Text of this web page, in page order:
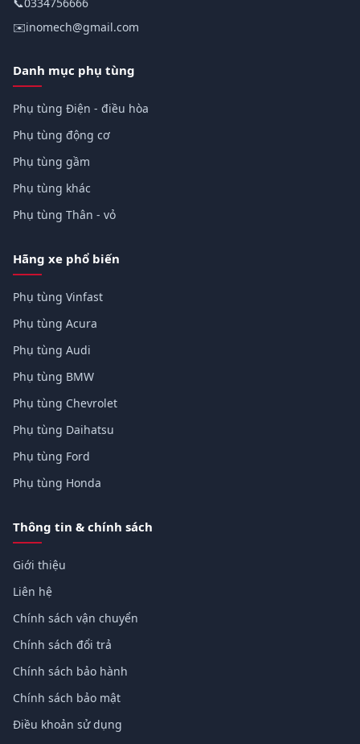
✉️inomech@gmail.com
Danh mục phụ tùng
Phụ tùng Điện - điều hòa
Phụ tùng động cơ
Phụ tùng gầm
Phụ tùng khác
Phụ tùng Thân - vỏ
Hãng xe phổ biến
Phụ tùng Vinfast
Phụ tùng Acura
Phụ tùng Audi
Phụ tùng BMW
Phụ tùng Chevrolet
Phụ tùng Daihatsu
Phụ tùng Ford
Phụ tùng Honda
Thông tin & chính sách
Giới thiệu
Liên hệ
Chính sách vận chuyển
Chính sách đổi trả
Chính sách bảo hành
Chính sách bảo mật
Điều khoản sử dụng